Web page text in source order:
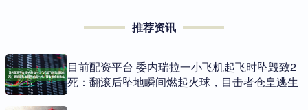
推荐资讯
目前配资平台 委内瑞拉一小飞机起飞时坠毁致2
死：翻滚后坠地瞬间燃起火球，目击者仓皇逃生